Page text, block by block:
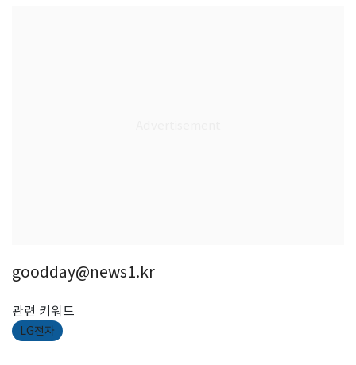
goodday@news1.kr
관련 키워드
LG전자